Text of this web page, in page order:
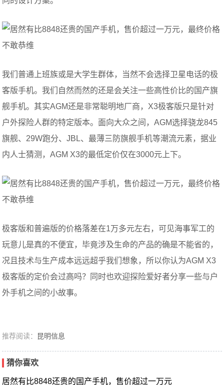
我们普通上班族或是大学生群体，当然不会选择卫星电话的极
客版手机。我们自然而然的还是会关注一些高性价比的国产旗
舰手机。其实AGM还是非常聪明地厂商，X3极客版只是针对
户外探险人群的特定版本。面向大众之间，AGM选择骁龙845
旗舰、29W跑分、JBL、最薄三防旗舰手机等潮流元素，据业
内人士猜测，AGM X3的最低定价仅在3000元上下。
极客版和普遍版的价格落差在1万多元左右，可见海事军工的
玩意儿是真的不便宜，毕竟涉及生命的产品的确是不能省的，
况且技术与生产成本远远超乎我们想象，所以你认为AGM X3
极客版的定价会过高吗？同时也欢迎探险爱好者分享一些与户
外手机之间的小故事。
推荐阅读： 昆明信息
猜你喜欢
居然有比8848还贵的国产手机，售价超过一万元